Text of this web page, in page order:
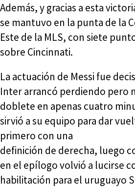
Además, y gracias a esta
se mantuvo en la punta de la
Este de la MLS, con siete
sobre Cincinnati.
La actuación de Messi fue
Inter arrancó perdiendo pero
doblete en apenas cuatro
sirvió a su equipo para dar
primero con una
definición de derecha, luego
en el epílogo volvió a lucirse
habilitación para el uruguayo